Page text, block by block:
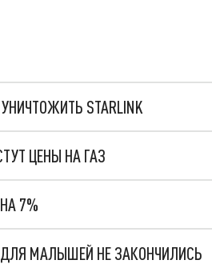
STARLINK
ЦЕНЫ НА ГАЗ
7%
МАЛЫШЕЙ НЕ ЗАКОНЧИЛИСЬ